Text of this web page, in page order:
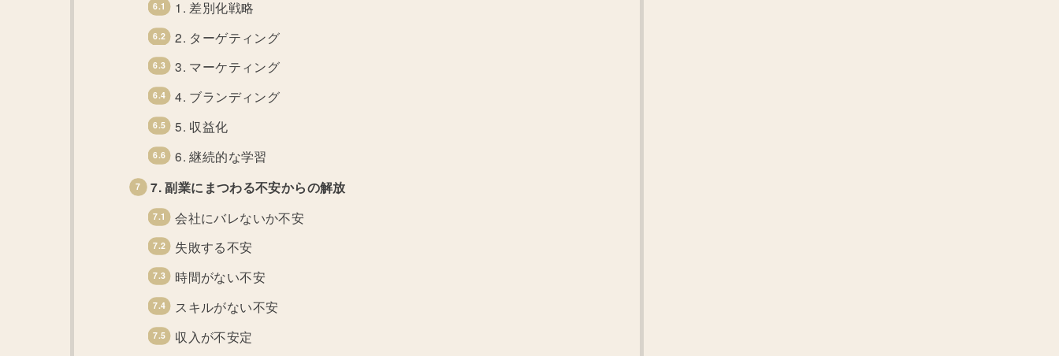
1. 差別化戦略
2. ターゲティング
3. マーケティング
4. ブランディング
5. 収益化
6. 継続的な学習
7. 副業にまつわる不安からの解放
会社にバレないか不安
失敗する不安
時間がない不安
スキルがない不安
収入が不安定